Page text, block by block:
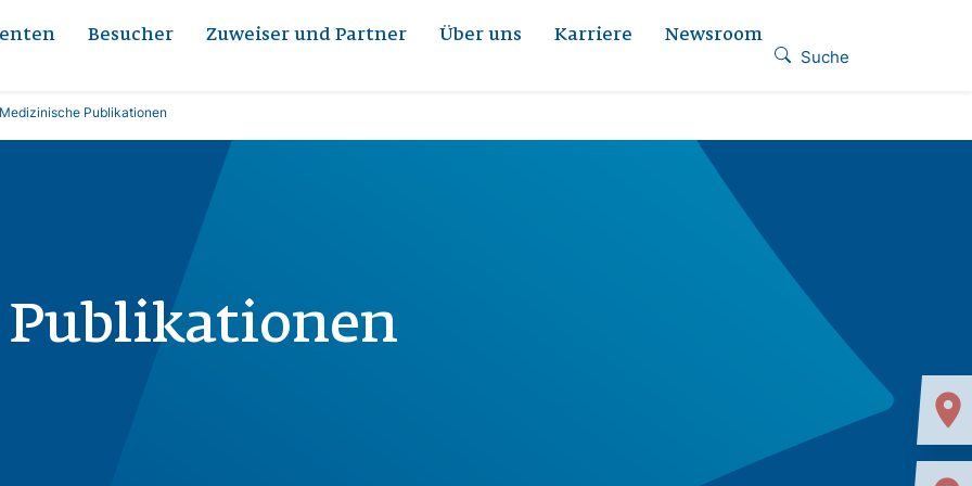
Besucher Zuweiser und Partner Über uns Karriere Newsroom
Suche
Medizinische Publikationen
location_on